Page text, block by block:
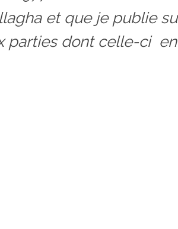
et que je publie
parties dont celle-ci en